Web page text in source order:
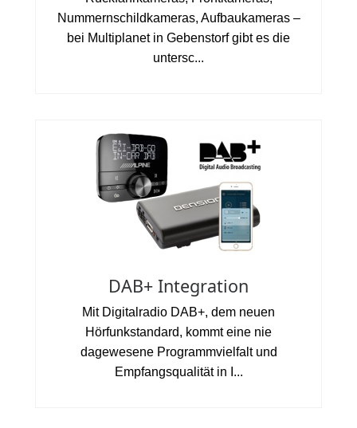
Nummernschildkameras, Aufbaukameras –
bei Multiplanet in Gebenstorf gibt es die
untersc...
DAB+ Integration
Mit Digitalradio DAB+, dem neuen
Hörfunkstandard, kommt eine nie
dagewesene Programmvielfalt und
Empfangsqualität in I...